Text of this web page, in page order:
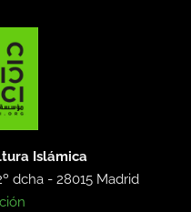
Islámica
dcha -28015 Madrid